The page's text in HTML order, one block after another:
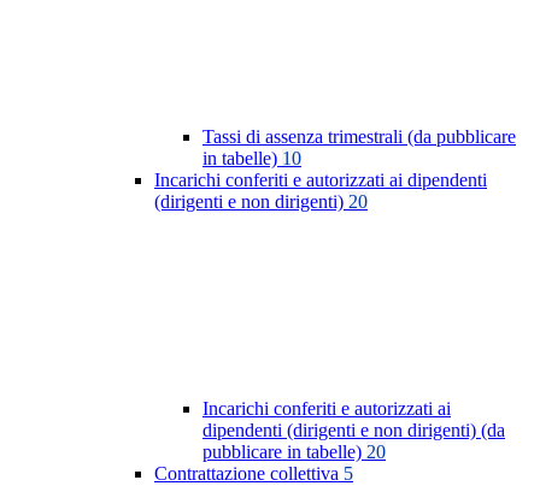
Tassi di assenza trimestrali (da pubblicare
in tabelle) 10
Incarichi conferiti e autorizzati ai dipendenti
(dirigenti e non dirigenti) 20
Incarichi conferiti e autorizzati ai
dipendenti (dirigenti e non dirigenti) (da
pubblicare in tabelle) 20
Contrattazione collettiva 5